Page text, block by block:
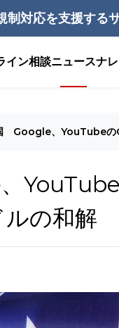
制対応を支援する
イン相談ニュースナ
Google、YouTubeの
YouTube
の和解